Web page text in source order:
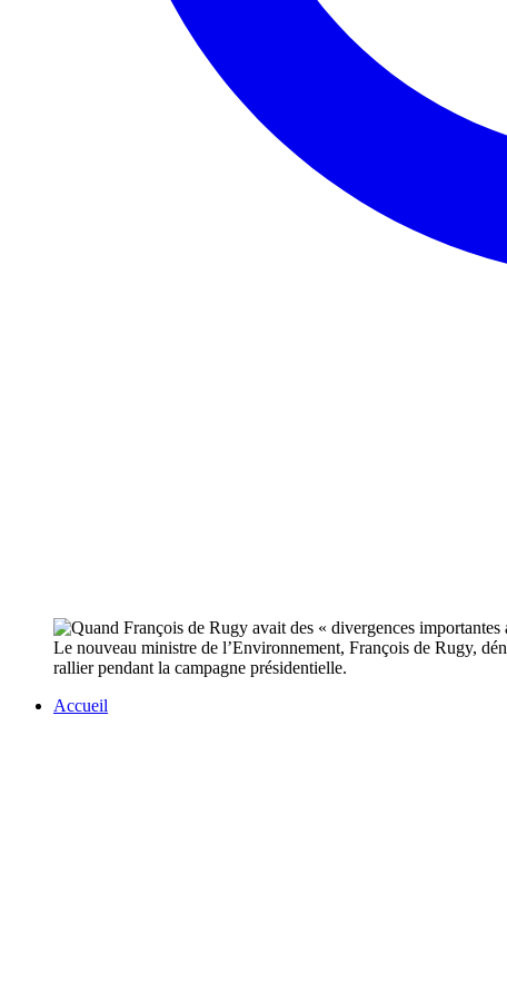
Le nouveau ministre de l’Environnement, François de Rugy,
rallier pendant la campagne présidentielle.
Accueil